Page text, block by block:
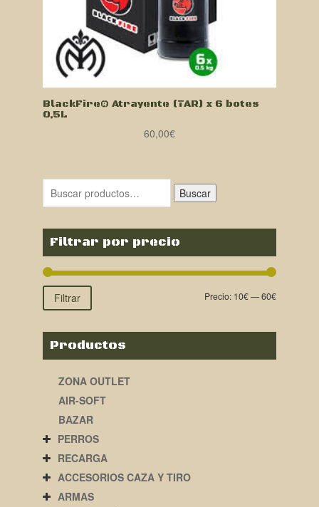
BlackFire® Atrayente (TAR) x 6 botes
0,5L
60,00€
Buscar
Filtrar por precio
Filtrar Precio: 10€—60€
Productos
ZONA OUTLET
AIR-SOFT
BAZAR
PERROS
RECARGA
ACCESORIOS CAZA Y TIRO
ARMAS